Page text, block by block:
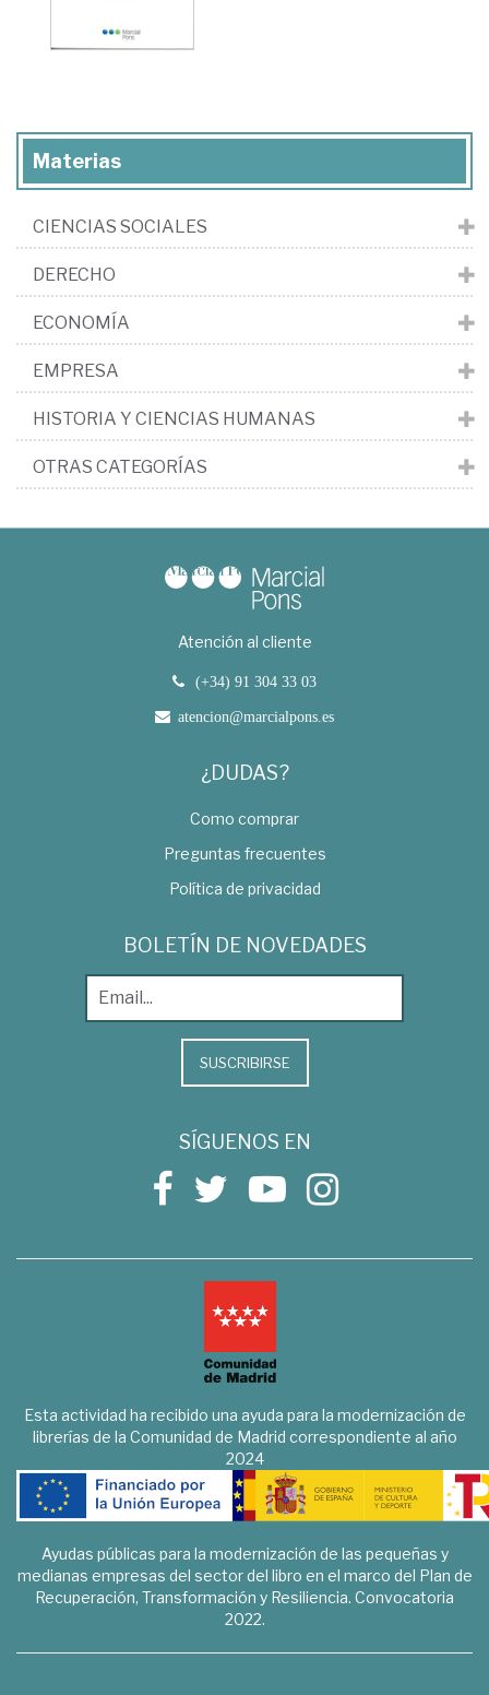
Materias
CIENCIAS SOCIALES
DERECHO
ECONOMÍA
EMPRESA
HISTORIA Y CIENCIAS HUMANAS
OTRAS CATEGORÍAS
Atención al cliente
(+34) 91 304 33 03
atencion@marcialpons.es
¿DUDAS?
Como comprar
Preguntas frecuentes
Política de privacidad
BOLETÍN DE NOVEDADES
SUSCRIBIRSE
SÍGUENOS EN
Esta actividad ha recibido una ayuda para la modernización de
librerías de la Comunidad de Madrid correspondiente al año
2024
Ayudas públicas para la modernización de las pequeñas y
medianas empresas del sector del libro en el marco del Plan de
Recuperación, Transformación y Resiliencia. Convocatoria
2022.